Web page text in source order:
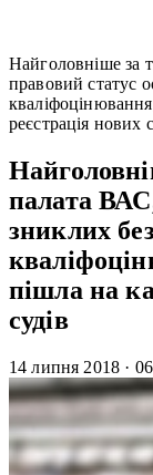
Найголовніше за
правовий статус
реєстрація нових
палата
зниклих
пішла на
судів
14 липня 2018 ·